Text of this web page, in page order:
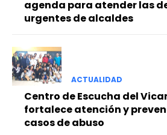
agenda para atender las
urgentes de alcaldes
ACTUALIDAD
Centro de Escucha del
fortalece atención y
casos de abuso